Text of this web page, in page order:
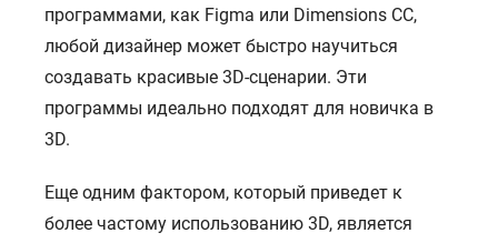
программами, как Figma или Dimensions CC,
любой дизайнер может быстро научиться
создавать красивые 3D-сценарии. Эти
программы идеально подходят для новичка в
3D.
Еще одним фактором, который приведет к
более частому использованию 3D, является